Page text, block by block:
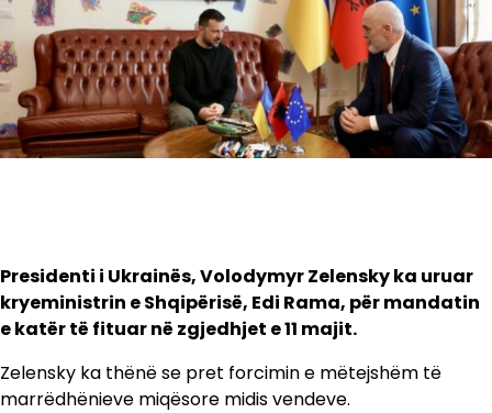
Presidenti i Ukrainës, Volodymyr Zelensky ka uruar
kryeministrin e Shqipërisë, Edi Rama, për mandatin
e katër të fituar në zgjedhjet e 11 majit.
Zelensky ka thënë se pret forcimin e mëtejshëm të
marrëdhënieve miqësore midis vendeve.